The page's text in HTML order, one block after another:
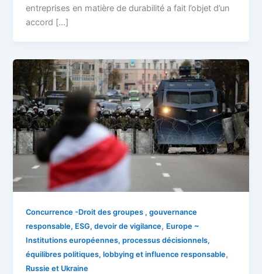
entreprises en matière de durabilité a fait l’objet d’un
accord […]
Concurrence -Droit des groupes , gouvernance
responsable, ESG, devoir de vigilance, Europe ~
Institutions européennes, processus décisionnels,
équilibres politiques, lobbying et influence responsable,
Russie et Ukraine